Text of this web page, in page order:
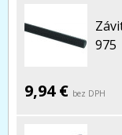
975
9,94 € bez DPH